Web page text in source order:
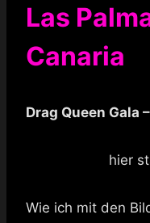
Las
Canaria
Drag Queen Gala
hier
Wie ich mit den